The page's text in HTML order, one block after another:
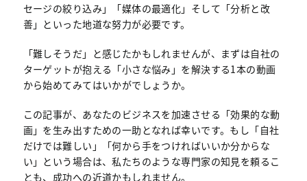
セージの絞り込み」「媒体の最適化」そして「分析と改
善」といった地道な努力が必要です。
「難しそうだ」と感じたかもしれませんが、まずは自社の
ターゲットが抱える「小さな悩み」を解決する1本の動画
から始めてみてはいかがでしょうか。
この記事が、あなたのビジネスを加速させる「効果的な動
画」を生み出すための一助となれば幸いです。もし「自社
だけでは難しい」「何から手をつければいいか分からな
い」という場合は、私たちのような専門家の知見を頼るこ
とも、成功への近道かもしれません。